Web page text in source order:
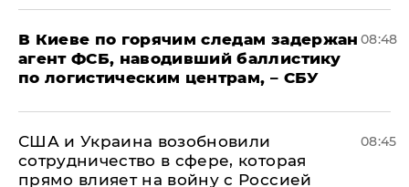
В Киеве по горячим следам задержан
агент ФСБ, наводивший баллистику
по логистическим центрам, – СБУ
08:48
США и Украина возобновили
сотрудничество в сфере, которая
прямо влияет на войну с Россией
08:45